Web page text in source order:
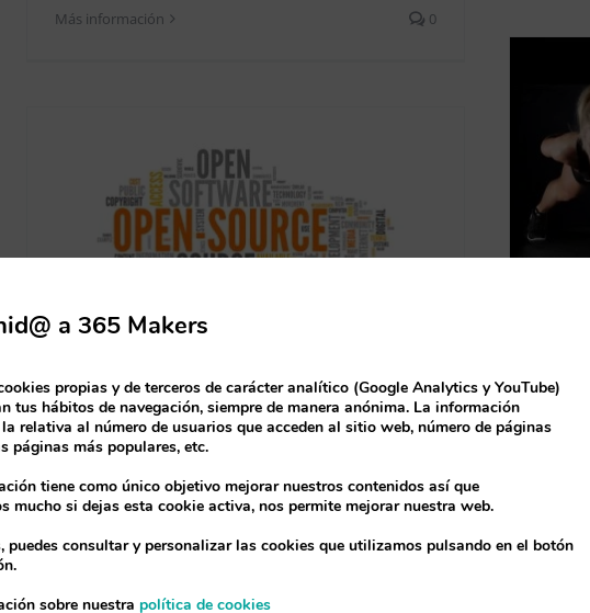
Más información 0
Siete trampas del
software gratuito
que deben
evitarse
Por 365 Makers | 17/12/2021 | Actualidad tecnológica
a 365 Makers
propias y de terceros de carácter analítico (Google Analytics y YouTube)
tus hábitos de navegación, siempre de manera anónima. La información
relativa al número de usuarios que acceden al sitio web, número de páginas
páginas más populares, etc.
tiene como único objetivo mejorar nuestros contenidos así que
mucho si dejas esta cookie activa, nos permite mejorar nuestra web.
puedes consultar y personalizar las cookies que utilizamos pulsando en el botón
sobre nuestra política de cookies